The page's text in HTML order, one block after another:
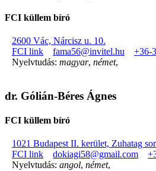
FCI küllem bíró
2600 Vác, Nárcisz u. 10.
FCI link
fama56@invitel.hu
+36-
Nyelvtudás: magyar, német,
dr. Gólián-Béres Ágnes
FCI küllem bíró
1021 Budapest II. kerület, Zuhatag
FCI link
dokiagi58@gmail.com
Nyelvtudás: angol, német,